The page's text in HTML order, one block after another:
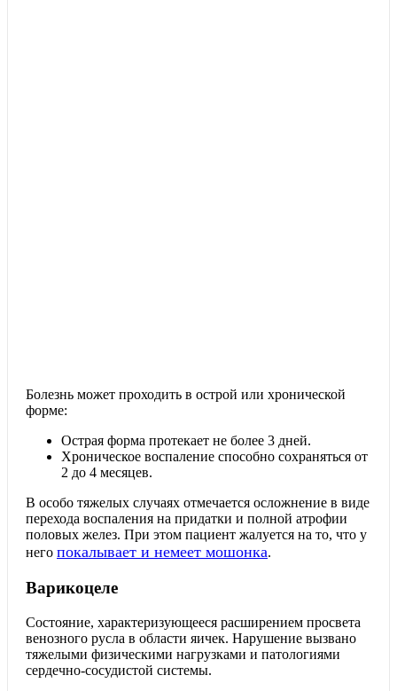
Болезнь может проходить в острой или хронической
форме:
Острая форма протекает не более 3 дней.
Хроническое воспаление способно сохраняться от
2 до 4 месяцев.
В особо тяжелых случаях отмечается осложнение в виде
перехода воспаления на придатки и полной атрофии
половых желез. При этом пациент жалуется на то, что у
него покалывает и немеет мошонка.
Варикоцеле
Состояние, характеризующееся расширением просвета
венозного русла в области яичек. Нарушение вызвано
тяжелыми физическими нагрузками и патологиями
сердечно-сосудистой системы.